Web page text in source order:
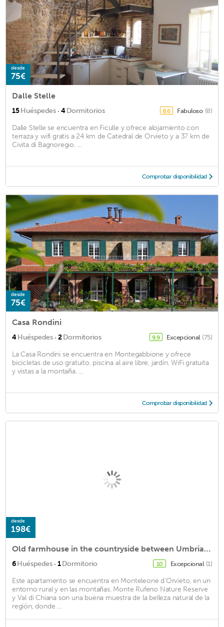
desde
75€
Dalle Stelle
15Huéspedes · 4Dormitorios 8,6 Fabuloso (8)
Dalle Stelle se encuentra en Ficulle y ofrece alojamiento con
terraza y wifi gratis a 24 km de Catedral de Orvieto y a 37 km de
Civita di Bagnoregio. ...
Comprobar disponibilidad
desde
75€
Casa Rondini
4Huéspedes · 2Dormitorios 9,9 Excepcional (75)
La Casa Rondini se encuentra en Montegabbione y ofrece
bicicletas de uso gratuito, piscina al aire libre, jardín, WiFi gratuita
y vistas a la montaña. ...
Comprobar disponibilidad
desde
198€
Old farmhouse in the countryside between Umbria and Tuscany
6Huéspedes · 1Dormitorio 10 Excepcional (1)
Este apartamento se encuentra en Monteleone d'Orvieto, en un
entorno rural y en las montañas. Monte Rufeno Nature Reserve
y Val di Chiana son una buena muestra de la belleza natural de la
región, donde ...